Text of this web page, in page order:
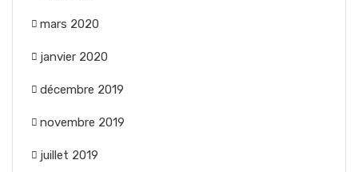
mars 2020
janvier 2020
décembre 2019
novembre 2019
juillet 2019